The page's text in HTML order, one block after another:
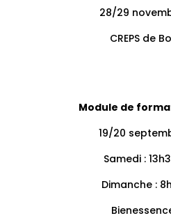
28/29
CREPS de
Module de
19/20
Samedi :
Dimanche :